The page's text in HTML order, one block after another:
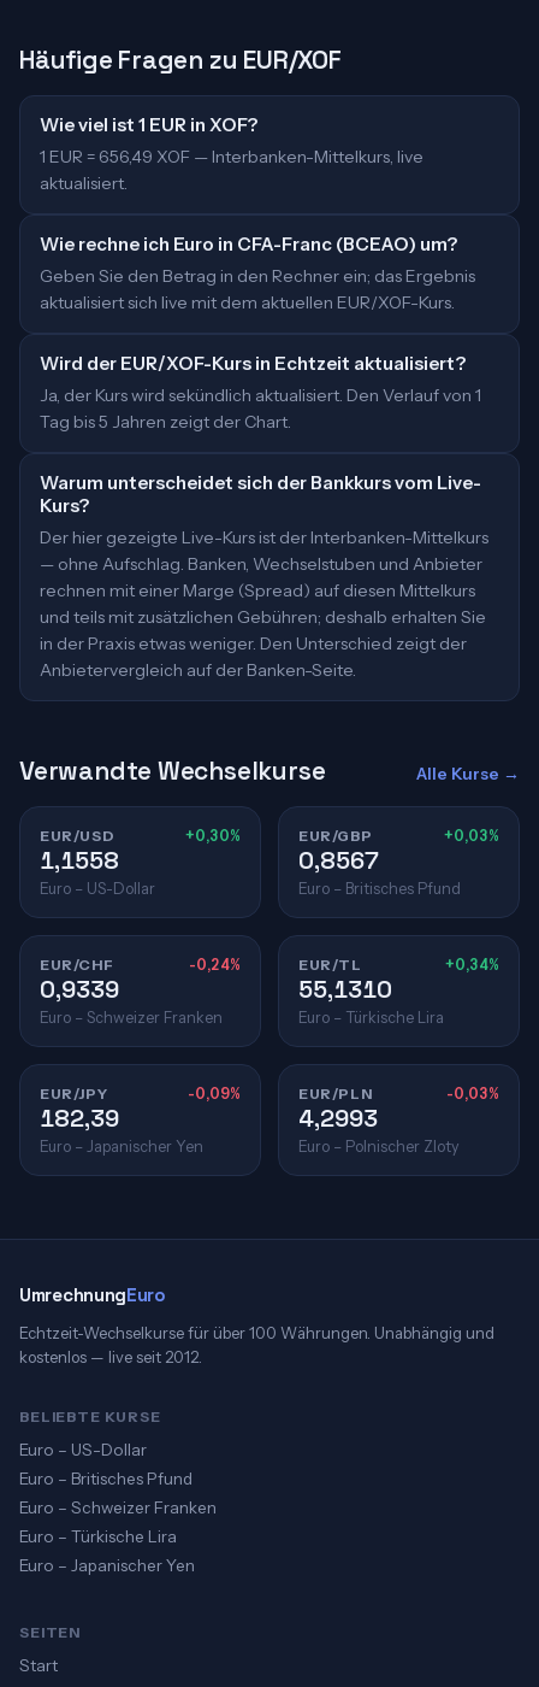
Häufige Fragen zu EUR/XOF
Wie viel ist 1 EUR in XOF?
1 EUR = 656,49 XOF — Interbanken-Mittelkurs, live
aktualisiert.
Wie rechne ich Euro in CFA-Franc (BCEAO) um?
Geben Sie den Betrag in den Rechner ein; das Ergebnis
aktualisiert sich live mit dem aktuellen EUR/XOF-Kurs.
Wird der EUR/XOF-Kurs in Echtzeit aktualisiert?
Ja, der Kurs wird sekündlich aktualisiert. Den Verlauf von 1
Tag bis 5 Jahren zeigt der Chart.
Warum unterscheidet sich der Bankkurs vom Live-
Kurs?
Der hier gezeigte Live-Kurs ist der Interbanken-Mittelkurs
— ohne Aufschlag. Banken, Wechselstuben und Anbieter
rechnen mit einer Marge (Spread) auf diesen Mittelkurs
und teils mit zusätzlichen Gebühren; deshalb erhalten Sie
in der Praxis etwas weniger. Den Unterschied zeigt der
Anbietervergleich auf der Banken-Seite.
Verwandte Wechselkurse Alle Kurse →
EUR/USD +0,30%
1,1558
Euro – US-Dollar
EUR/GBP +0,03%
0,8567
Euro – Britisches Pfund
EUR/CHF -0,24%
0,9339
Euro – Schweizer Franken
EUR/TL +0,34%
55,1310
Euro – Türkische Lira
EUR/JPY -0,09%
182,39
Euro – Japanischer Yen
EUR/PLN -0,03%
4,2993
Euro – Polnischer Zloty
UmrechnungEuro
Echtzeit-Wechselkurse für über 100 Währungen. Unabhängig und
kostenlos — live seit 2012.
BELIEBTE KURSE
Euro – US-Dollar
Euro – Britisches Pfund
Euro – Schweizer Franken
Euro – Türkische Lira
Euro – Japanischer Yen
SEITEN
Start